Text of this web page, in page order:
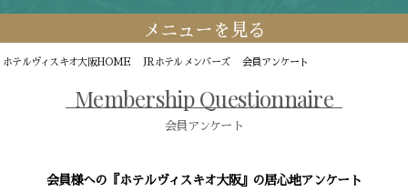
メニューを見る
ホテルヴィスキオ大阪HOME JRホテルメンバーズ 会員アンケート
Membership Questionnaire
会員アンケート
会員様への『ホテルヴィスキオ大阪』の居心地アンケート